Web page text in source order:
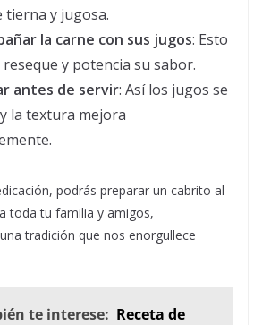
tierna y jugosa.
la carne con sus jugos: Esto
y potencia su sabor.
antes de servir: Así los jugos se
la textura mejora
podrás preparar un cabrito al
toda tu familia y amigos,
tradición que nos enorgullece
te interese: Receta de